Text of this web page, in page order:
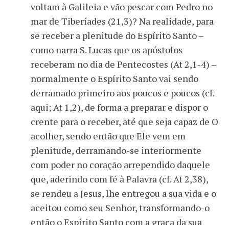
voltam à Galileia e vão pescar com Pedro no
mar de Tiberíades (21,3)? Na realidade, para
se receber a plenitude do Espírito Santo –
como narra S. Lucas que os apóstolos
receberam no dia de Pentecostes (At 2,1-4) –
normalmente o Espírito Santo vai sendo
derramado primeiro aos poucos e poucos (cf.
aqui; At 1,2), de forma a preparar e dispor o
crente para o receber, até que seja capaz de O
acolher, sendo então que Ele vem em
plenitude, derramando-se interiormente
com poder no coração arrependido daquele
que, aderindo com fé à Palavra (cf. At 2,38),
se rendeu a Jesus, lhe entregou a sua vida e o
aceitou como seu Senhor, transformando-o
então o Espírito Santo com a graça da sua